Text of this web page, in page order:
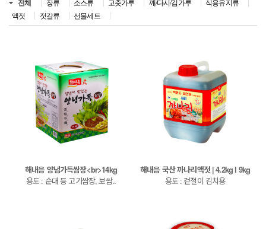
전체 장류 소스류 고춧가루 깨/다시/김가루
식용유지류
액젓
젓갈류 선물세트
해내음 양념가득쌈장<br>14kg
용도 : 순대 등 고기쌈장, 보쌈..
해내음 국산 까나리액젓 | 4.2kg l 9kg
용도 : 겉절이 김치용